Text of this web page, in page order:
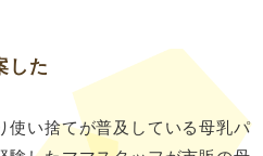
した
使い捨てが普及している母乳パ